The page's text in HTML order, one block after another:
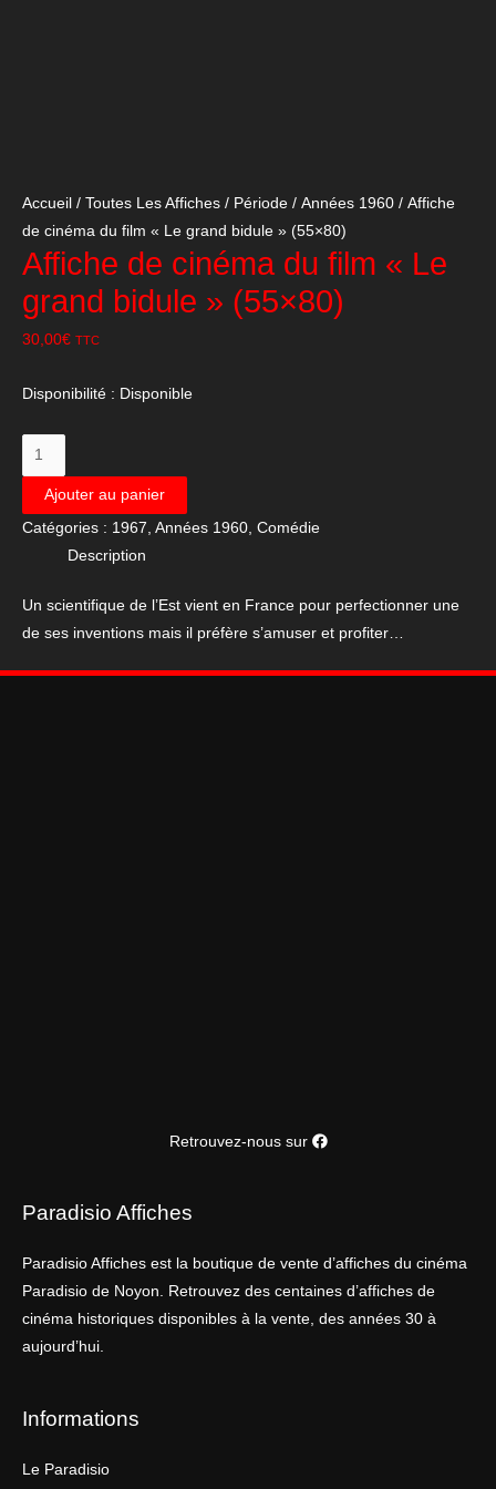
Accueil / Toutes Les Affiches / Période / Années 1960 / Affiche
de cinéma du film « Le grand bidule » (55×80)
Affiche de cinéma du film « Le
grand bidule » (55×80)
30,00€ TTC
Disponibilité : Disponible
quantité
de
Affiche
de
cinéma
film
"Le
grand
Ajouter au panier
Catégories : 1967 Années 1960 Comédie
Description
Un scientifique de l’Est vient en France pour perfectionner une
de ses inventions mais il préfère s’amuser et profiter…
Retrouvez-nous sur
Paradisio Affiches
Paradisio Affiches est la boutique de vente d’affiches du cinéma
Paradisio de Noyon. Retrouvez des centaines d’affiches de
cinéma historiques disponibles à la vente, des années 30 à
aujourd’hui.
Informations
Le Paradisio